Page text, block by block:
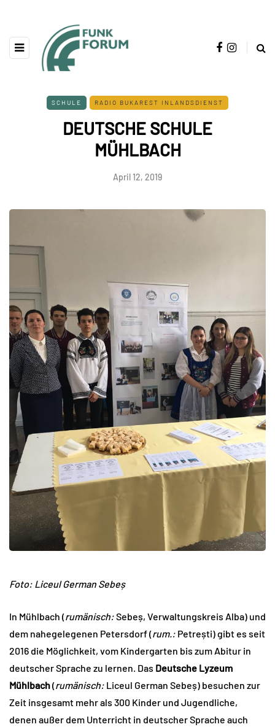
SCHULE RADIO BUKAREST INLANDSDIENST
DEUTSCHE SCHULE
MÜHLBACH
April 12, 2019
Foto: Liceul German Sebeș
In Mühlbach (rumänisch:Sebeș, Verwaltungskreis Alba) und
dem nahegelegenen Petersdorf (rum.: Petrești) gibt es seit
2016 die Möglichkeit, vom Kindergarten bis zum Abitur in
deutscher Sprache zu lernen. Das Deutsche Lyzeum
Mühlbach(rumänisch: Liceul German Sebeș) besuchen zur
Zeit insgesamt mehr als 300 Kinder und Jugendliche,
denen außer dem Unterricht in deutscher Sprache auch